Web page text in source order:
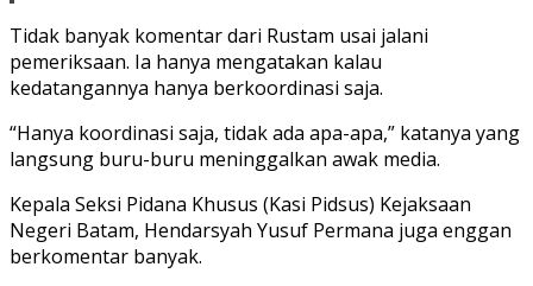
Tidak banyak komentar dari Rustam usai jalani
pemeriksaan. Ia hanya mengatakan kalau
kedatangannya hanya berkoordinasi saja.
“Hanya koordinasi saja, tidak ada apa-apa,” katanya yang
langsung buru-buru meninggalkan awak media.
Kepala Seksi Pidana Khusus (Kasi Pidsus) Kejaksaan
Negeri Batam, Hendarsyah Yusuf Permana juga enggan
berkomentar banyak.